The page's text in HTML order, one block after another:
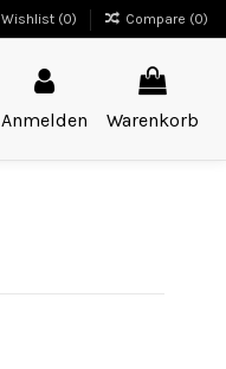
Wishlist (0) Compare (0)
Anmelden Warenkorb